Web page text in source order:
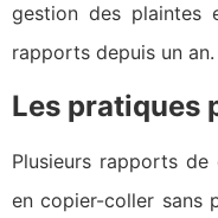
gestion des plaintes
rapports depuis un an.
Les pratiques
Plusieurs rapports
en copier-coller sans